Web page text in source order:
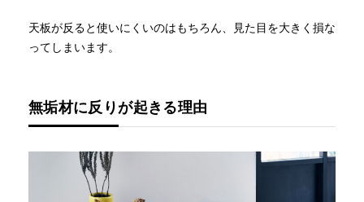
天板が反ると使いにくいのはもちろん、見た目を大きく損な
ってしまいます。
無垢材に反りが起きる理由